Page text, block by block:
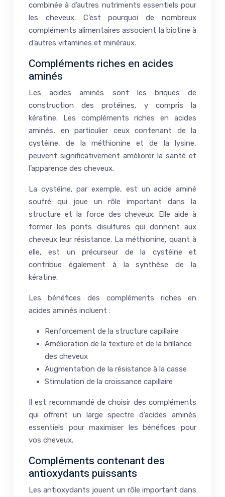
combinée à d’autres nutriments essentiels pour
les cheveux. C’est pourquoi de nombreux
compléments alimentaires associent la biotine à
d’autres vitamines et minéraux.
Compléments riches en acides
aminés
Les acides aminés sont les briques de
construction des protéines, y compris la
kératine. Les compléments riches en acides
aminés, en particulier ceux contenant de la
cystéine, de la méthionine et de la lysine,
peuvent significativement améliorer la santé et
l’apparence des cheveux.
La cystéine, par exemple, est un acide aminé
soufré qui joue un rôle important dans la
structure et la force des cheveux. Elle aide à
former les ponts disulfures qui donnent aux
cheveux leur résistance. La méthionine, quant à
elle, est un précurseur de la cystéine et
contribue également à la synthèse de la
kératine.
Les bénéfices des compléments riches en
acides aminés incluent :
Renforcement de la structure capillaire
Amélioration de la texture et de la brillance
des cheveux
Augmentation de la résistance à la casse
Stimulation de la croissance capillaire
Il est recommandé de choisir des compléments
qui offrent un large spectre d’acides aminés
essentiels pour maximiser les bénéfices pour
vos cheveux.
Compléments contenant des
antioxydants puissants
Les antioxydants jouent un rôle important dans